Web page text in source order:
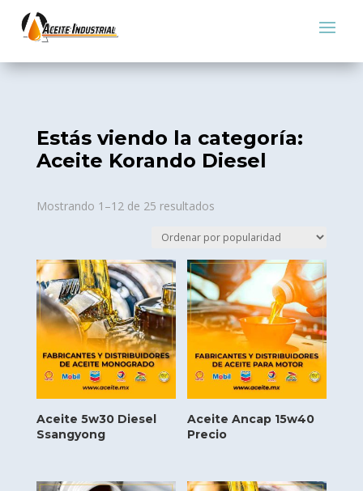
Estás viendo la categoría:
Aceite Korando Diesel
Mostrando 1–12 de 25 resultadosSorted
popularity
Aceite 5w30 Diesel
Ssangyong
Aceite Ancap 15w40
Precio